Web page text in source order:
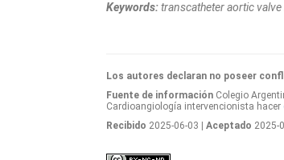
Keywords:transcatheter aortic
Los autores declaran no poseer
Fuente de información Colegio
Cardioangiología intervencionista hacer
Recibido 2025-06-03 | Aceptado 2025-